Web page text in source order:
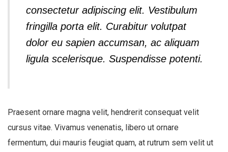
consectetur adipiscing elit. Vestibulum
fringilla porta elit. Curabitur volutpat
dolor eu sapien accumsan, ac aliquam
ligula scelerisque. Suspendisse potenti.
Praesent ornare magna velit, hendrerit consequat velit
cursus vitae. Vivamus venenatis, libero ut ornare
fermentum, dui mauris feugiat quam, at rutrum sem velit ut